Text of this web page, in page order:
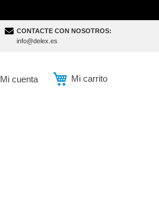
CONTACTE CON NOSOTROS:
info@delex.es
Mi carrito
Mi cuenta